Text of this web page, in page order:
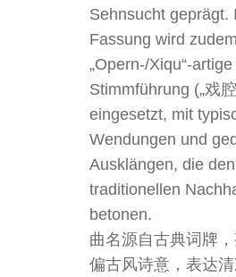
Sehnsucht geprägt.
Fassung wird
„Opern-/Xiqu“-artige
Stimmführung („戏
eingesetzt, mit
Wendungen und
Ausklängen, die den
traditionellen
betonen.
曲名源自古典词牌
偏古风诗意，表达